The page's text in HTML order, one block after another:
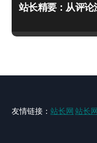
站长精要：从评
友情链接： 站长网 站长